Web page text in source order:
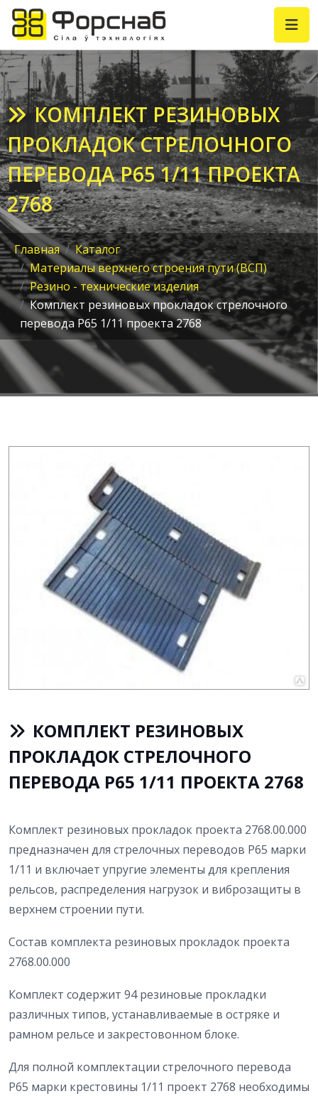
КОМПЛЕКТ РЕЗИНОВЫХ
ПРОКЛАДОК СТРЕЛОЧНОГО
ПЕРЕВОДА Р65 1/11 ПРОЕКТА
2768
Главная
Каталог
Материалы верхнего строения пути (ВСП)
Резино - технические изделия
Комплект резиновых прокладок стрелочного
перевода Р65 1/11 проекта 2768
КОМПЛЕКТ РЕЗИНОВЫХ
ПРОКЛАДОК СТРЕЛОЧНОГО
ПЕРЕВОДА Р65 1/11 ПРОЕКТА 2768
Комплект резиновых прокладок проекта 2768.00.000
предназначен для стрелочных переводов Р65 марки
1/11 и включает упругие элементы для крепления
рельсов, распределения нагрузок и виброзащиты в
верхнем строении пути.
Состав комплекта резиновых прокладок проекта
2768.00.000
Комплект содержит 94 резиновые прокладки
различных типов, устанавливаемые в остряке и
рамном рельсе и закрестовонном блоке.
Для полной комплектации стрелочного перевода
Р65 марки крестовины 1/11 проект 2768 необходимы